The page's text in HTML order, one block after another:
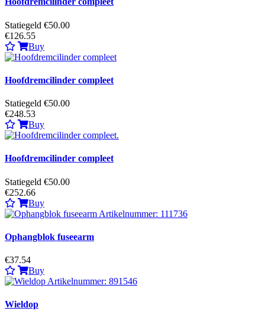
Statiegeld €50.00
€126.55
Buy
Hoofdremcilinder compleet
Statiegeld €50.00
€248.53
Buy
Hoofdremcilinder compleet
Statiegeld €50.00
€252.66
Buy
Ophangblok fuseearm
€37.54
Buy
Wieldop